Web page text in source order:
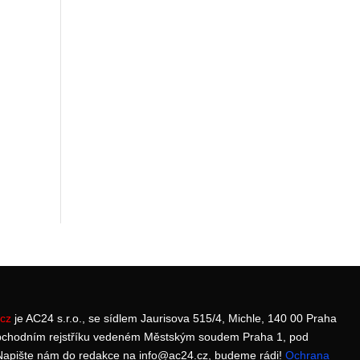
je AC24 s.r.o., se sídlem Jaurisova 515/4, Michle, 140 00 Praha
rejstříku vedeném Městským soudem Praha 1, pod
nám do redakce na info@ac24.cz, budeme rádi! Ochrana